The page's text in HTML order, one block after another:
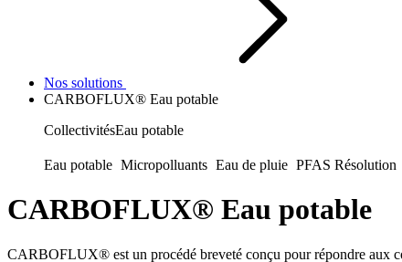
Nos solutions
CARBOFLUX® Eau potable
CollectivitésEau potable
Eau potable Micropolluants Eau de pluie PFAS Résolution
CARBOFLUX® Eau potable
CARBOFLUX® est un procédé breveté conçu pour répondre aux